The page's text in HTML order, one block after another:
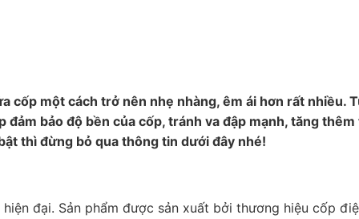
cốp một cách trở nên nhẹ nhàng, êm ái hơn rất nhiều.
bảo độ bền của cốp, tránh va đập mạnh, tăng
thì đừng bỏ qua thông tin dưới đây nhé!
đại. Sản phẩm được sản xuất bởi thương hiệu cốp